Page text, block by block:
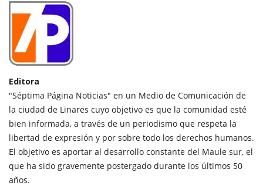
Editora
"Séptima Página Noticias" en un Medio de Comunicación de
la ciudad de Linares cuyo objetivo es que la comunidad esté
bien informada, a través de un periodismo que respeta la
libertad de expresión y por sobre todo los derechos humanos.
El objetivo es aportar al desarrollo constante del Maule sur, el
que ha sido gravemente postergado durante los últimos 50
años.